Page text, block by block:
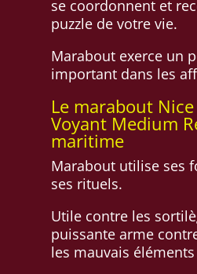
se coordonnent et
puzzle de votre vie.
Marabout exerce un
important dans les
Le marabout
Voyant Medium
maritime
Marabout utilise ses
ses rituels.
Utile contre les
puissante arme
les mauvais éléments